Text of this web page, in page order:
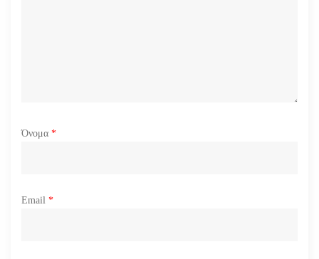
Όνομα *
Email *